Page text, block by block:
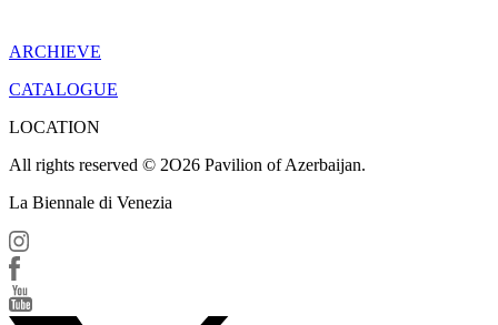
ARCHIEVE
CATALOGUE
LOCATION
All rights reserved © 2O26 Pavilion of Azerbaijan.
La Biennale di Venezia